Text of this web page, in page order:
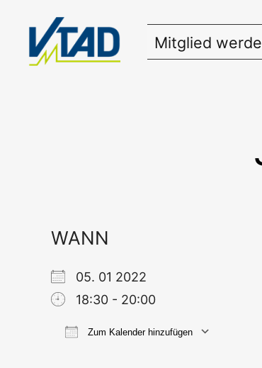
springen
Mitglied
WANN
05. 01 2022
18:30 - 20:00
Zum Kalender hinzufügen